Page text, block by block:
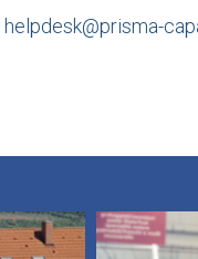
helpdesk@prisma-